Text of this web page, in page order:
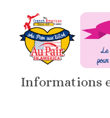
Informations